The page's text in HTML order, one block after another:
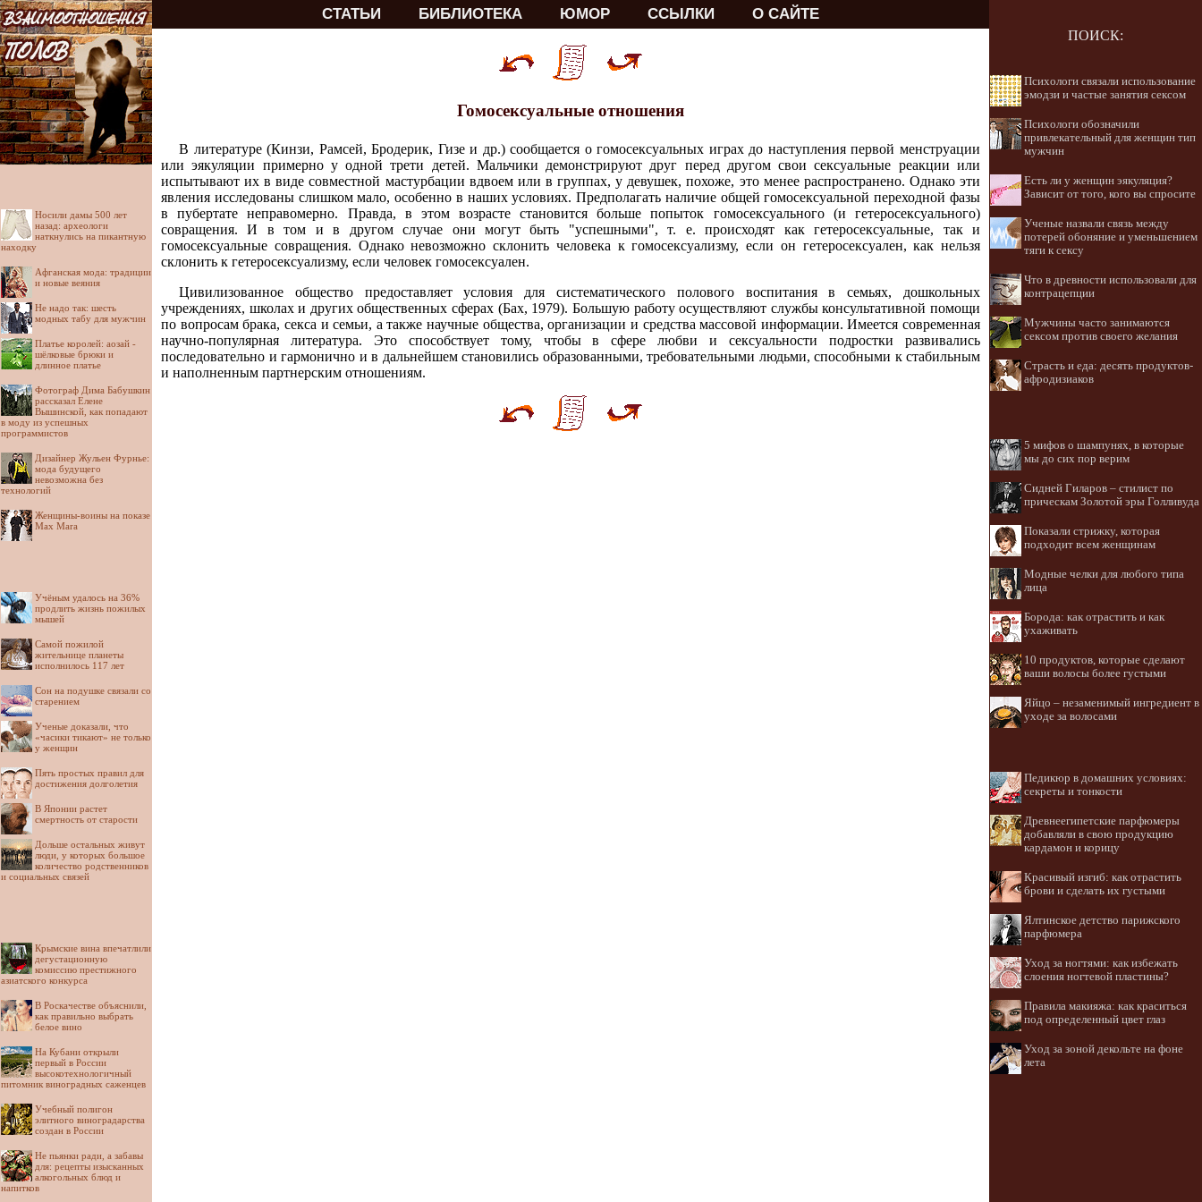
СТАТЬИ БИБЛИОТЕКА ЮМОР ССЫЛКИ О САЙТЕ
Носили дамы 500 лет
назад: археологи
наткнулись на пикантную
находку
Афганская мода: традиции
и новые веяния
Не надо так: шесть
модных табу для мужчин
Платье королей: аозай -
шёлковые брюки и
длинное платье
Фотограф Дима Бабушкин
рассказал Елене
Вышинской, как попадают
в моду из успешных
программистов
Дизайнер Жульен Фурнье:
мода будущего
невозможна без
технологий
Женщины-воины на показе
Max Mara
Учёным удалось на 36%
продлить жизнь пожилых
мышей
Самой пожилой
жительнице планеты
исполнилось 117 лет
Сон на подушке связали со
старением
Ученые доказали, что
«часики тикают» не только
у женщин
Пять простых правил для
достижения долголетия
В Японии растет
смертность от старости
Дольше остальных живут
люди, у которых большое
количество родственников
и социальных связей
Крымские вина впечатлили
дегустационную
комиссию престижного
азиатского конкурса
В Роскачестве объяснили,
как правильно выбрать
белое вино
На Кубани открыли
первый в России
высокотехнологичный
питомник виноградных саженцев
Учебный полигон
элитного виноградарства
создан в России
Не пьянки ради, а забавы
для: рецепты изысканных
алкогольных блюд и
напитков
Гомосексуальные отношения
В литературе (Кинзи, Рамсей, Бродерик, Гизе и др.) сообщается о гомосексуальных играх до наступления первой менструации
или эякуляции примерно у одной трети детей. Мальчики демонстрируют друг перед другом свои сексуальные реакции или
испытывают их в виде совместной мастурбации вдвоем или в группах, у девушек, похоже, это менее распространено. Однако эти
явления исследованы слишком мало, особенно в наших условиях. Предполагать наличие общей гомосексуальной переходной фазы
в пубертате неправомерно. Правда, в этом возрасте становится больше попыток гомосексуального (и гетеросексуального)
совращения. И в том и в другом случае они могут быть "успешными", т. е. происходят как гетеросексуальные, так и
гомосексуальные совращения. Однако невозможно склонить человека к гомосексуализму, если он гетеросексуален, как нельзя
склонить к гетеросексуализму, если человек гомосексуален.
Цивилизованное общество предоставляет условия для систематического полового воспитания в семьях, дошкольных
учреждениях, школах и других общественных сферах (Бах, 1979). Большую работу осуществляют службы консультативной помощи
по вопросам брака, секса и семьи, а также научные общества, организации и средства массовой информации. Имеется современная
научно-популярная литература. Это способствует тому, чтобы в сфере любви и сексуальности подростки развивались
последовательно и гармонично и в дальнейшем становились образованными, требовательными людьми, способными к стабильным
и наполненным партнерским отношениям.
ПОИСК:
Психологи связали использование
эмодзи и частые занятия сексом
Психологи обозначили
привлекательный для женщин тип
мужчин
Есть ли у женщин эякуляция?
Зависит от того, кого вы спросите
Ученые назвали связь между
потерей обоняние и уменьшением
тяги к сексу
Что в древности использовали для
контрацепции
Мужчины часто занимаются
сексом против своего желания
Страсть и еда: десять продуктов-
афродизиаков
5 мифов о шампунях, в которые
мы до сих пор верим
Сидней Гиларов – стилист по
прическам Золотой эры Голливуда
Показали стрижку, которая
подходит всем женщинам
Модные челки для любого типа
лица
Борода: как отрастить и как
ухаживать
10 продуктов, которые сделают
ваши волосы более густыми
Яйцо – незаменимый ингредиент в
уходе за волосами
Педикюр в домашних условиях:
секреты и тонкости
Древнеегипетские парфюмеры
добавляли в свою продукцию
кардамон и корицу
Красивый изгиб: как отрастить
брови и сделать их густыми
Ялтинское детство парижского
парфюмера
Уход за ногтями: как избежать
слоения ногтевой пластины?
Правила макияжа: как краситься
под определенный цвет глаз
Уход за зоной декольте на фоне
лета